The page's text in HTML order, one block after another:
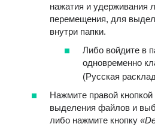
нажатия и удерживания
перемещения, для
внутри папки.
Либо войдите в
одновременно
(Русская
Нажмите правой
выделения файлов и
либо нажмите кнопку «